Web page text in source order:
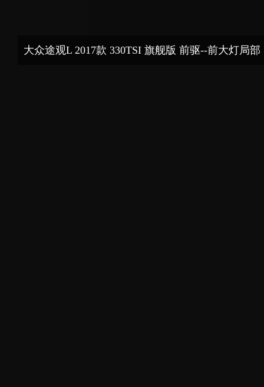
大众途观L 2017款 330TSI 旗舰版 前驱--前大灯局部